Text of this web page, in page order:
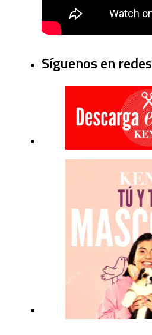
Síguenos en redes